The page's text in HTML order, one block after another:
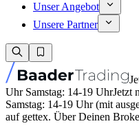
Unser Angebot
Unsere Partner
Uhr Samstag: 14-19 UhrJetzt
Samstag: 14-19 Uhr (mit
auf gettex. Über Deinen